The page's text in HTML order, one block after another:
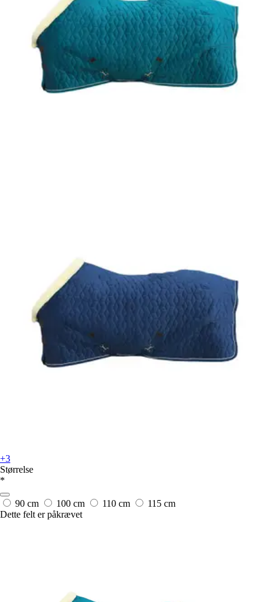
+3
Størrelse
*
90 cm 100 cm 110 cm
115 cm
Dette felt er påkrævet